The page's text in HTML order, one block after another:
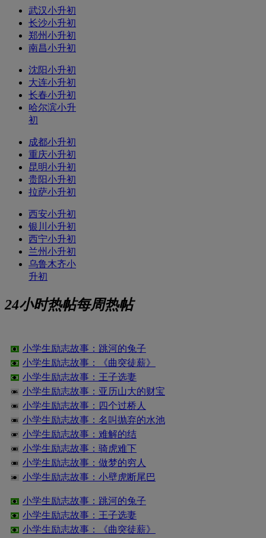
武汉小升初
长沙小升初
郑州小升初
南昌小升初
沈阳小升初
大连小升初
长春小升初
哈尔滨小升
初
成都小升初
重庆小升初
昆明小升初
贵阳小升初
拉萨小升初
西安小升初
银川小升初
西宁小升初
兰州小升初
乌鲁木齐小
升初
24小时热帖每周热帖
小学生励志故事：跳河的兔子
小学生励志故事：《曲突徒薪》
小学生励志故事：王子选妻
小学生励志故事：亚历山大的财宝
小学生励志故事：四个过桥人
小学生励志故事：名叫抛弃的水池
小学生励志故事：难解的结
小学生励志故事：骑虎难下
小学生励志故事：做梦的穷人
小学生励志故事：小壁虎断尾巴
小学生励志故事：跳河的兔子
小学生励志故事：王子选妻
小学生励志故事：《曲突徒薪》